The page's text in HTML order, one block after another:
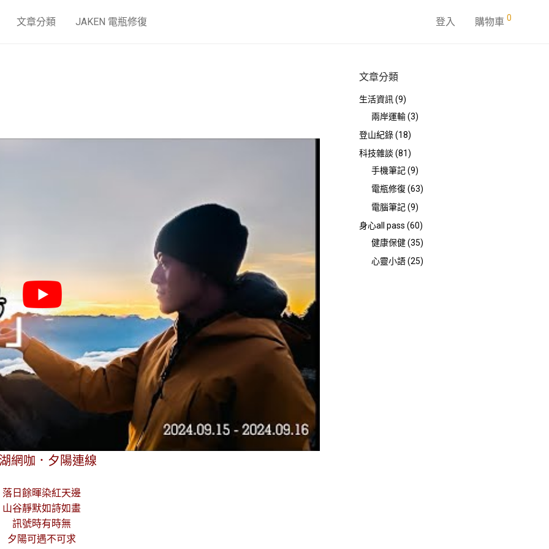
文章分類 JAKEN 電瓶修復 登入 購物車 0
網咖．夕陽連線
落日餘暉染紅天邊
山谷靜默如詩如畫
訊號時有時無
夕陽可遇不可求
文章分類
生活資訊 (9)
兩岸運輸(3)
登山紀錄(18)
科技雜談 (81)
手機筆記(9)
電瓶修復(63)
電腦筆記(9)
身心all pass (60)
健康保健(35)
心靈小語(25)